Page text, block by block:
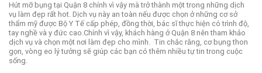
Hút mỡ bụng tại Quận 8 chính vì vậy mà trở thành một trong những dịch
vụ làm đẹp rất hot. Dịch vụ này an toàn nếu được chọn ở những cơ sở
thẩm mỹ được Bộ Y Tế cấp phép, đồng thời, bác sĩ thực hiện có trình độ,
tay nghề và y đức cao.Chính vì vậy, khách hàng ở Quận 8 nên tham khảo
dịch vụ và chọn một nơi làm đẹp cho mình. Tin chắc rằng, cơ bụng thon
gọn, vòng eo lý tưởng sẽ giúp các bạn có thêm nhiều tự tin trong cuộc
sống.